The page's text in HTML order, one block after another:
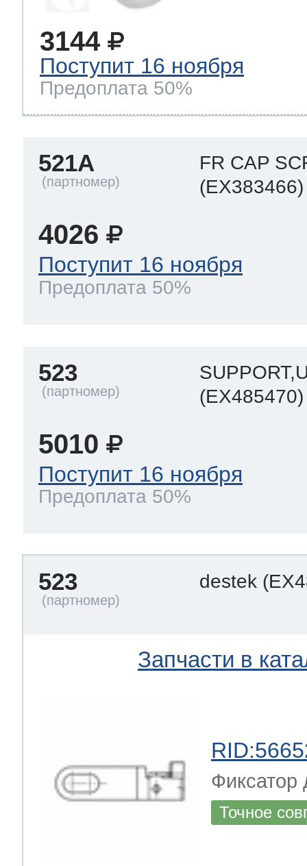
3144
Поступит 16 ноября
Предоплата 50%
521A
FR CAP
(EX383466)
4026
Поступит 16 ноября
Предоплата 50%
523
(EX485470)
5010
Поступит 16 ноября
Предоплата 50%
523 destek
Запчасти в
Фиксатор
Точное